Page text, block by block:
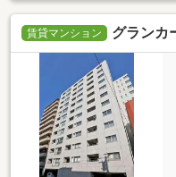
賃貸マンション グランカ